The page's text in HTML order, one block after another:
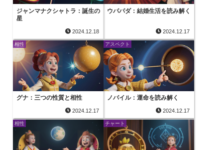
ジャンマナクシャトラ：誕生の
星
2024.12.18
ウパパダ：結婚生活を読み解く
2024.12.17
相性
グナ：三つの性質と相性
2024.12.17
アスペクト
ノバイル：運命を読み解く
2024.12.17
相性 チャート